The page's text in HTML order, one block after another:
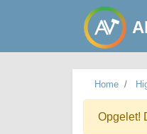
Home
Opgelet!